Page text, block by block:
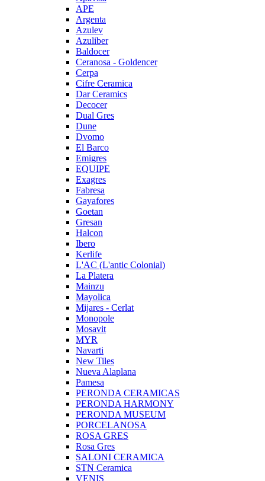
APE
Argenta
Azulev
Azuliber
Baldocer
Ceranosa - Goldencer
Cerpa
Cifre Ceramica
Dar Ceramics
Decocer
Dual Gres
Dune
Dvomo
El Barco
Emigres
EQUIPE
Exagres
Fabresa
Gayafores
Goetan
Gresan
Halcon
Ibero
Kerlife
L'AC (L'antic Colonial)
La Platera
Mainzu
Mayolica
Mijares - Cerlat
Monopole
Mosavit
MYR
Navarti
New Tiles
Nueva Alaplana
Pamesa
PERONDA CERAMICAS
PERONDA HARMONY
PERONDA MUSEUM
PORCELANOSA
ROSA GRES
Rosa Gres
SALONI CERAMICA
STN Ceramica
VENIS